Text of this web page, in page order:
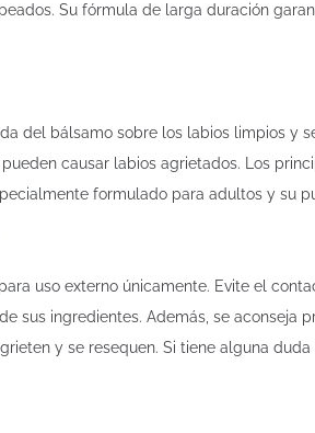
Su fórmula de larga duración
del bálsamo sobre los labios limpios y
causar labios agrietados. Los
formulado para adultos y su
uso externo únicamente. Evite el
sus ingredientes. Además, se aconseja
y se resequen. Si tiene alguna